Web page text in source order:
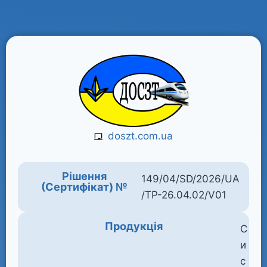
doszt.com.ua
Рішення
(Сертифікат) №
149/04/SD/2026/UA
/TP-26.04.02/V01
Продукція
С
и
с